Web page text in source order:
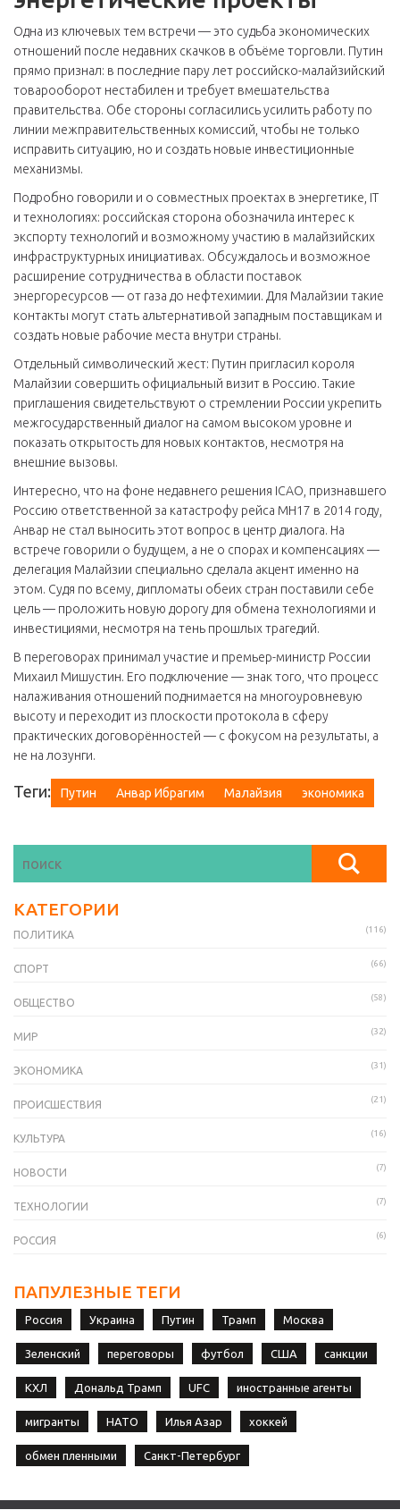
Одна из ключевых тем встречи — это судьба экономических
отношений после недавних скачков в объёме торговли. Путин
прямо признал: в последние пару лет российско-малайзийский
товарооборот нестабилен и требует вмешательства
правительства. Обе стороны согласились усилить работу по
линии межправительственных комиссий, чтобы не только
исправить ситуацию, но и создать новые инвестиционные
механизмы.
Подробно говорили и о совместных проектах в энергетике, IT
и технологиях: российская сторона обозначила интерес к
экспорту технологий и возможному участию в малайзийских
инфраструктурных инициативах. Обсуждалось и возможное
расширение сотрудничества в области поставок
энергоресурсов — от газа до нефтехимии. Для Малайзии такие
контакты могут стать альтернативой западным поставщикам и
создать новые рабочие места внутри страны.
Отдельный символический жест: Путин пригласил короля
Малайзии совершить официальный визит в Россию. Такие
приглашения свидетельствуют о стремлении России укрепить
межгосударственный диалог на самом высоком уровне и
показать открытость для новых контактов, несмотря на
внешние вызовы.
Интересно, что на фоне недавнего решения ICAO, признавшего
Россию ответственной за катастрофу рейса MH17 в 2014 году,
Анвар не стал выносить этот вопрос в центр диалога. На
встрече говорили о будущем, а не о спорах и компенсациях —
делегация Малайзии специально сделала акцент именно на
этом. Судя по всему, дипломаты обеих стран поставили себе
цель — проложить новую дорогу для обмена технологиями и
инвестициями, несмотря на тень прошлых трагедий.
В переговорах принимал участие и премьер-министр России
Михаил Мишустин. Его подключение — знак того, что процесс
налаживания отношений поднимается на многоуровневую
высоту и переходит из плоскости протокола в сферу
практических договорённостей — с фокусом на результаты, а
не на лозунги.
Теги: Путин Анвар Ибрагим Малайзия экономика
КАТЕГОРИИ
ПОЛИТИКА (116)
СПОРТ (66)
ОБЩЕСТВО (58)
МИР (32)
ЭКОНОМИКА (31)
ПРОИСШЕСТВИЯ (21)
КУЛЬТУРА (16)
НОВОСТИ (7)
ТЕХНОЛОГИИ (7)
РОССИЯ (6)
ПАПУЛЕЗНЫЕ ТЕГИ
Россия Украина Путин Трамп Москва
Зеленский переговоры футбол США санкции
КХЛ Дональд Трамп UFC иностранные агенты
мигранты НАТО Илья Азар хоккей
обмен пленными Санкт-Петербург